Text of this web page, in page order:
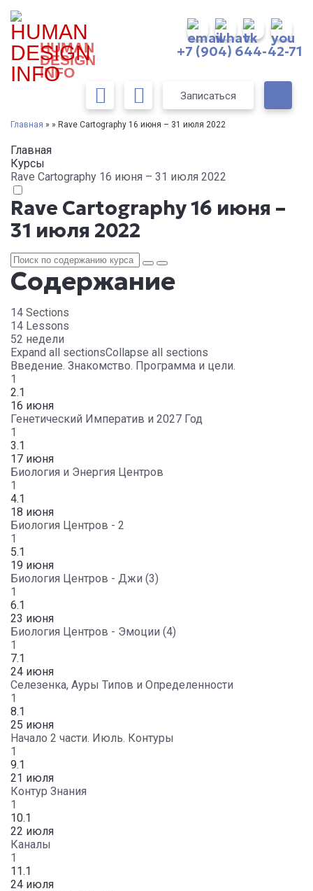
HUMAN
DESIGN
INFO
+7 (904) 644-42-71
Записаться
Главная » » Rave Cartography 16 июня – 31 июля 2022
Главная
Курсы
Rave Cartography 16 июня – 31 июля 2022
Rave Cartography 16 июня –
31 июля 2022
Содержание
14 Sections
14 Lessons
52 недели
Expand all sectionsCollapse all sections
Введение. Знакомство. Программа и цели.
1
2.1
16 июня
Генетический Императив и 2027 Год
1
3.1
17 июня
Биология и Энергия Центров
1
4.1
18 июня
Биология Центров - 2
1
5.1
19 июня
Биология Центров - Джи (3)
1
6.1
23 июня
Биология Центров - Эмоции (4)
1
7.1
24 июня
Селезенка, Ауры Типов и Определенности
1
8.1
25 июня
Начало 2 части. Июль. Контуры
1
9.1
21 июля
Контур Знания
1
10.1
22 июля
Каналы
1
11.1
24 июля